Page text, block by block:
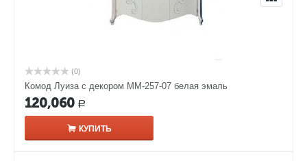
(0)
Комод Луиза с декором ММ-257-07 белая эмаль
120,060 Р
КУПИТЬ